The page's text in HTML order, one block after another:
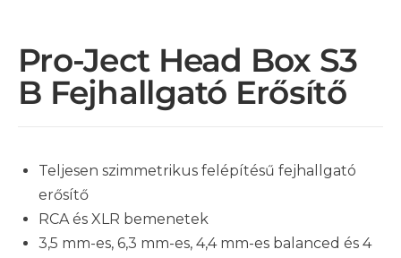
Pro-Ject Head Box S3
B Fejhallgató Erősítő
Teljesen szimmetrikus felépítésű fejhallgató
erősítő
RCA és XLR bemenetek
3,5 mm-es, 6,3 mm-es, 4,4 mm-es balanced és 4